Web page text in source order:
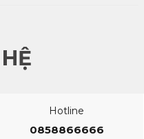
kích cỡ khác nhau. Những
Giá của Sapphire rất khác
nó.
Hotline
0858866666